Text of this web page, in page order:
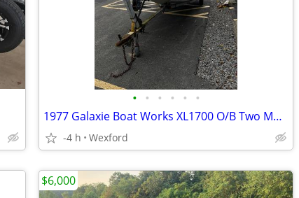
• • • • • •
1977 Galaxie Boat Works XL1700 O/B Two Motors
-4 h Wexford
$6,000